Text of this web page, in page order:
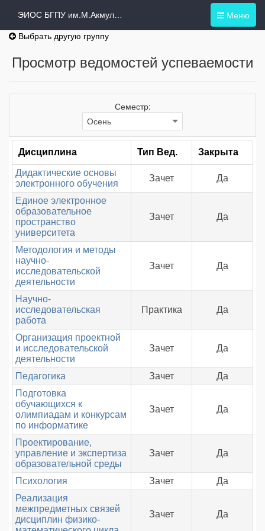
Меню
Выбрать другую группу
Просмотр ведомостей успеваемости
Семестр:
Дисциплина Тип Вед. Закрыта
Дидактические основы
электронного обучения
Зачет Да
Единое электронное
образовательное
пространство
университета
Зачет Да
Методология и методы
научно-
исследовательской
деятельности
Зачет Да
Научно-
исследовательская
работа
Практика Да
Организация проектной
и исследовательской
деятельности
Зачет Да
Педагогика Зачет
Да
Подготовка
обучающихся к
олимпиадам и конкурсам
по информатике
Зачет Да
Проектирование,
управление и экспертиза
образовательной среды
Зачет Да
Психология Зачет
Да
Реализация
межпредметных связей
дисциплин физико-
Зачет Да